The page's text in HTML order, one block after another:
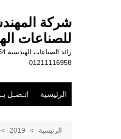
شركة
للصناعات
01211116958
الرئيسية اتـصـل
الرئيسية 2019